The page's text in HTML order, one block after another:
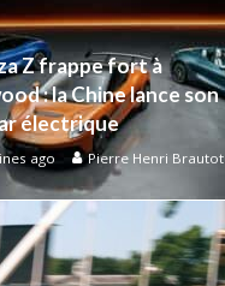
Z frappe fort à
: la Chine lance son
électrique
ago Pierre Henri Brautot